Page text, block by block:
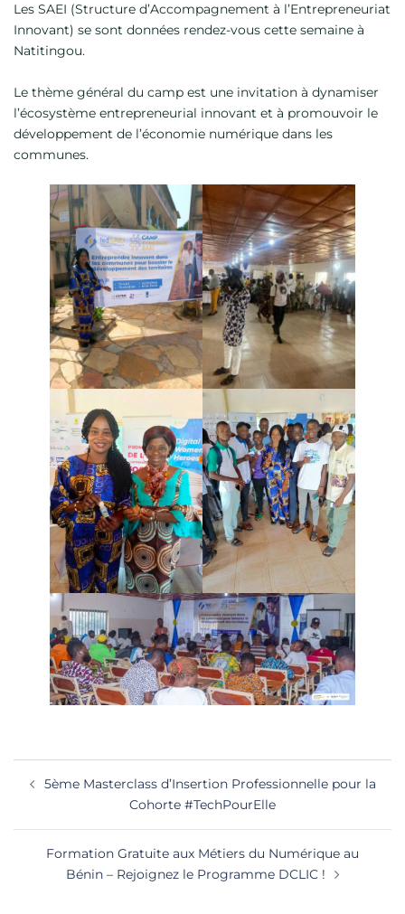
Les SAEI (Structure d’Accompagnement à l’Entrepreneuriat
Innovant) se sont données rendez-vous cette semaine à
Natitingou.
Le thème général du camp est une invitation à dynamiser
l’écosystème entrepreneurial innovant et à promouvoir le
développement de l’économie numérique dans les
communes.
d’article
5ème Masterclass d’Insertion Professionnelle pour la
Cohorte #TechPourElle
Formation Gratuite aux Métiers du Numérique au
Bénin – Rejoignez le Programme DCLIC !